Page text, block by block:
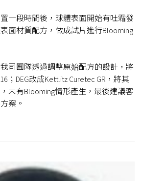
一段時間後，球體表面開始有吐霜發
面材質配方，做成試片進行Blooming
司團隊透過調整原始配方的設計，將
；DEG改成Kettlitz Curetec GR，將其
未有Blooming情形產生，最後建議客
案。